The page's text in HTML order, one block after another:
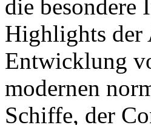
die besondere
Highlights der
Entwicklung
modernen
Schiffe, der